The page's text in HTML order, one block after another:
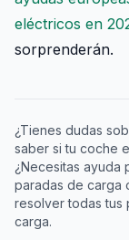
eléctricos en
sorprenderán.
¿Tienes dudas
saber si tu coche
¿Necesitas ayuda
paradas de carga
resolver todas tus
carga.